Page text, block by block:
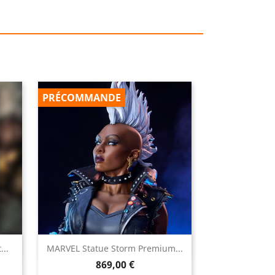
MARVEL Statue Storm Premium...
Prix
869,00 €
PRÉCOMMANDE
Aperçu rapide